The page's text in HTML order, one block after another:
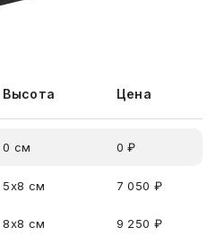
Высота Цена
0 см 0 ₽
5x8 см 7 050 ₽
8x8 см 9 250 ₽